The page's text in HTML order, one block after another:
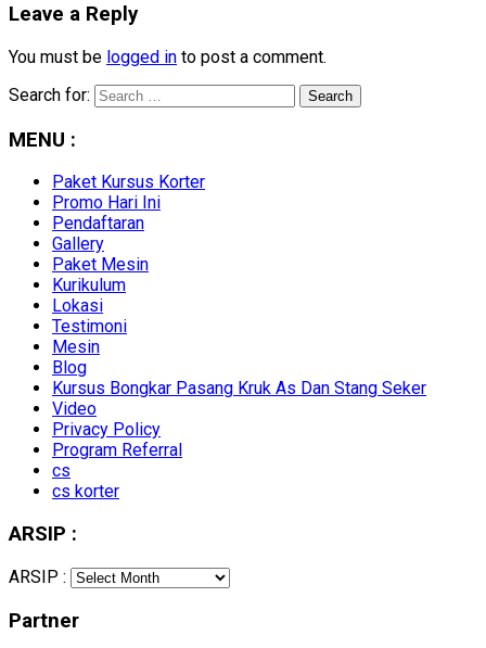
Leave a Reply
You must be logged in to post a comment.
Search for:
MENU :
Paket Kursus Korter
Promo Hari Ini
Pendaftaran
Gallery
Paket Mesin
Kurikulum
Lokasi
Testimoni
Mesin
Blog
Kursus Bongkar Pasang Kruk As Dan Stang Seker
Video
Privacy Policy
Program Referral
cs
cs korter
ARSIP :
ARSIP :
Partner